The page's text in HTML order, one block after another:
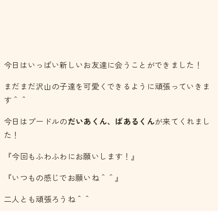
今日はいっぱい新しいお友達に会うことができました！
まだまだ沢山の子達を可愛くできるように頑張っていきま
す＾＾
今日はプードルのだいあくん、ぱあるくんが来てくれまし
た！
『今回もふわふわにお願いします！』
『いつもの感じでお願いね＾＾』
二人とも頑張ろうね＾＾